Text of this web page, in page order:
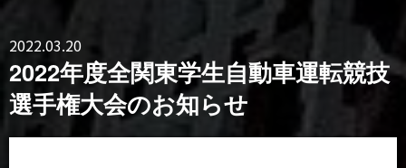
2022.03.20
2022年度全関東学生自動車運転競技
選手権大会のお知らせ